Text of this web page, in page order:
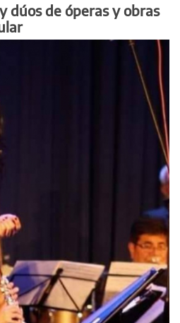
dúos de óperas y obras